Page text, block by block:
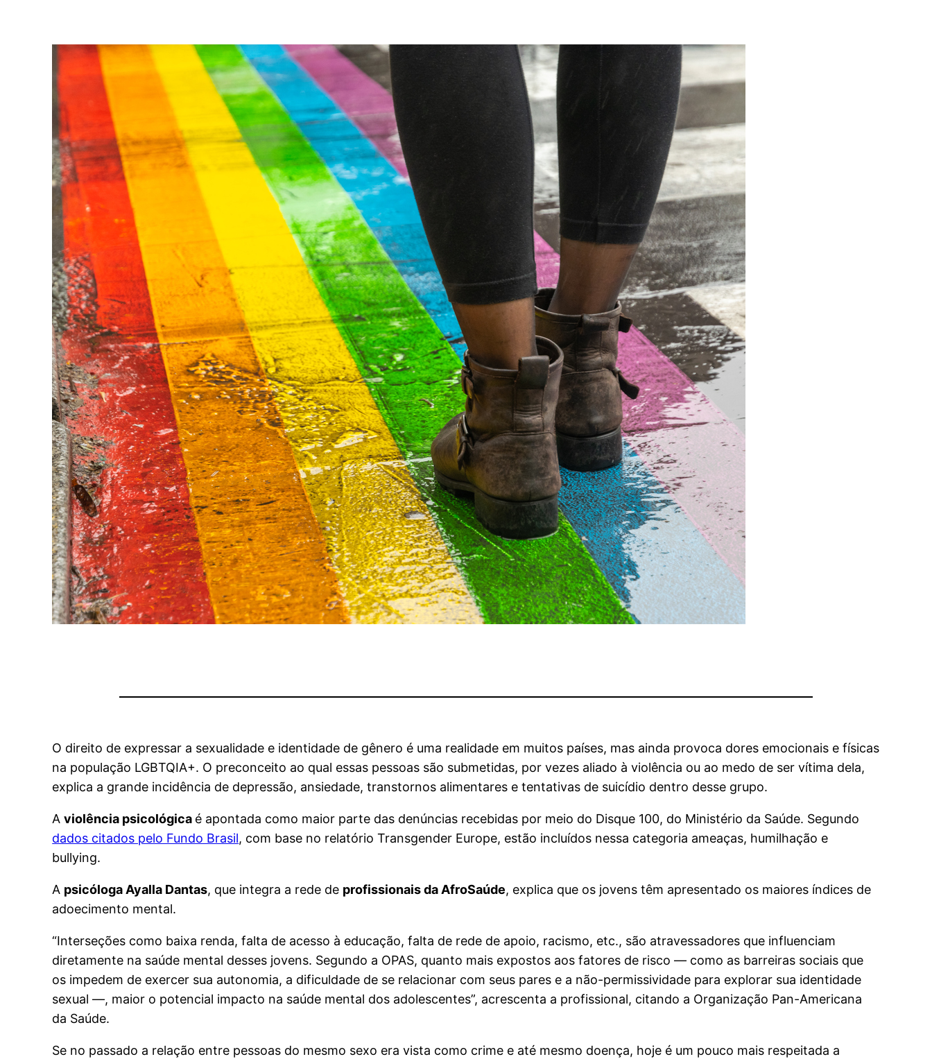
O direito de expressar a sexualidade e identidade de gênero é uma realidade em muitos países, mas ainda provoca dores emocionais e físicas
na população LGBTQIA+. O preconceito ao qual essas pessoas são submetidas, por vezes aliado à violência ou ao medo de ser vítima dela,
explica a grande incidência de depressão, ansiedade, transtornos alimentares e tentativas de suicídio dentro desse grupo.
Aviolência psicológica é apontada como maior parte das denúncias recebidas por meio do Disque 100, do Ministério da Saúde. Segundo
dados citados pelo Fundo Brasil, com base no relatório Transgender Europe, estão incluídos nessa categoria ameaças, humilhação e
bullying.
A psicóloga Ayalla Dantas, que integra a rede de profissionais da AfroSaúde, explica que os jovens têm apresentado os maiores índices de
adoecimento mental.
“Interseções como baixa renda, falta de acesso à educação, falta de rede de apoio, racismo, etc., são atravessadores que influenciam
diretamente na saúde mental desses jovens. Segundo a OPAS, quanto mais expostos aos fatores de risco — como as barreiras sociais que
os impedem de exercer sua autonomia, a dificuldade de se relacionar com seus pares e a não-permissividade para explorar sua identidade
sexual —, maior o potencial impacto na saúde mental dos adolescentes”, acrescenta a profissional, citando a Organização Pan-Americana
da Saúde.
Se no passado a relação entre pessoas do mesmo sexo era vista como crime e até mesmo doença, hoje é um pouco mais respeitada a